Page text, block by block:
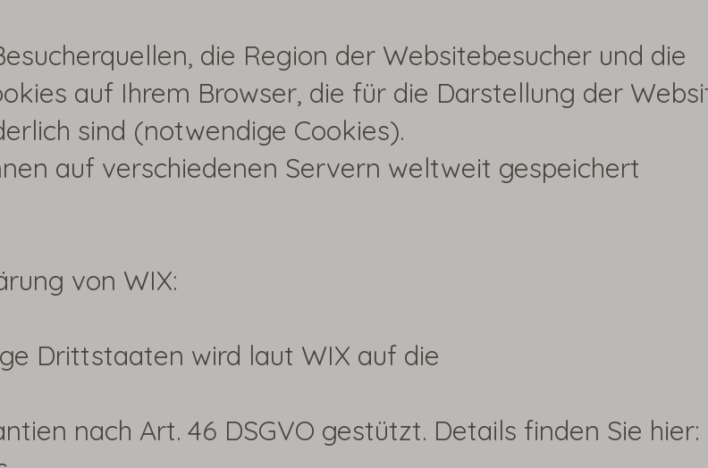
die Region der Websitebesucher und die
auf Ihrem Browser, die für die Darstellung der
sind (notwendige Cookies).
auf verschiedenen Servern weltweit gespeichert
von WIX:
Drittstaaten wird laut WIX auf die
nach Art. 46 DSGVO gestützt. Details finden Sie hier: